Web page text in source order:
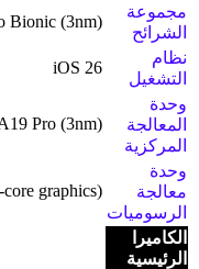
مجموعة
الشرائح
Bionic (3nm)
نظام
التشغيل
iOS 26
وحدة
المعالجة
المركزية
Pro (3nm)
وحدة
معالجة
الرسوميات
graphics)
الكاميرا
الرئيسية